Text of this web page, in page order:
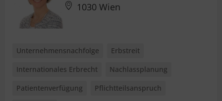
1030 Wien
Unternehmensnachfolge
Erbstreit
Internationales Erbrecht
Nachlassplanung
Patientenverfügung
Pflichtteilsanspruch